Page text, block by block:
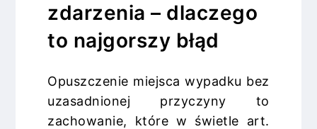
zdarzenia – dlaczego
to najgorszy błąd
Opuszczenie miejsca wypadku bez
uzasadnionej przyczyny to
zachowanie, które w świetle art.